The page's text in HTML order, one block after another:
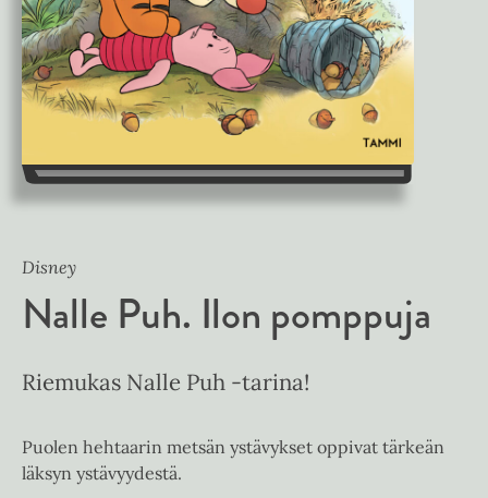
Disney
Nalle Puh. Ilon pomppuja
Riemukas Nalle Puh -tarina!
Puolen hehtaarin metsän ystävykset oppivat tärkeän
läksyn ystävyydestä.